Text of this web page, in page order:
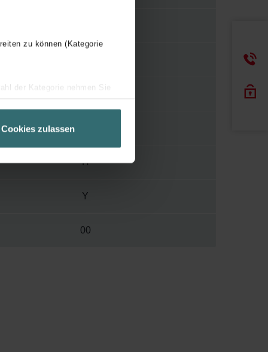
zu können (Kategorie
der Kategorie nehmen Sie
Informationen
über einen Link in der
Cookies zulassen80 mm
H
Y
00